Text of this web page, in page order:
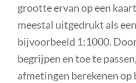
grootte ervan op een
meestal uitgedrukt als
bijvoorbeeld 1:1000.
begrijpen en toe te
afmetingen berekenen op